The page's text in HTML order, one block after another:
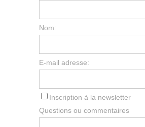
Nom:
E-mail adresse:
Inscription à la newsletter
Questions ou commentaires